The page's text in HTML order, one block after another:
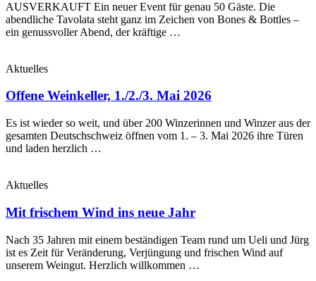
AUSVERKAUFT Ein neuer Event für genau 50 Gäste. Die
abendliche Tavolata steht ganz im Zeichen von Bones & Bottles –
ein genussvoller Abend, der kräftige …
Aktuelles
Offene Weinkeller, 1./2./3. Mai 2026
Es ist wieder so weit, und über 200 Winzerinnen und Winzer aus der
gesamten Deutschschweiz öffnen vom 1. – 3. Mai 2026 ihre Türen
und laden herzlich …
Aktuelles
Mit frischem Wind ins neue Jahr
Nach 35 Jahren mit einem beständigen Team rund um Ueli und Jürg
ist es Zeit für Veränderung, Verjüngung und frischen Wind auf
unserem Weingut. Herzlich willkommen …